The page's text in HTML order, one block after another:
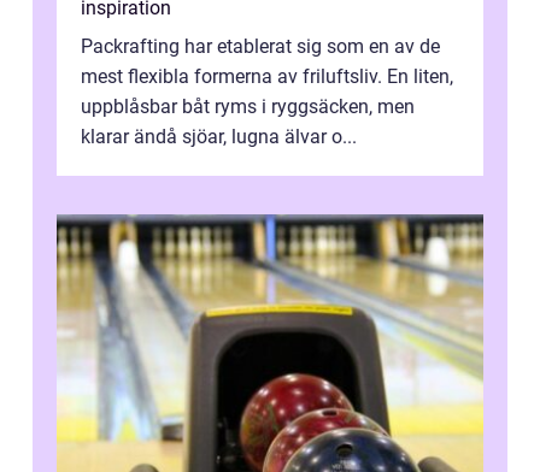
inspiration
Packrafting har etablerat sig som en av de
mest flexibla formerna av friluftsliv. En liten,
uppblåsbar båt ryms i ryggsäcken, men
klarar ändå sjöar, lugna älvar o...